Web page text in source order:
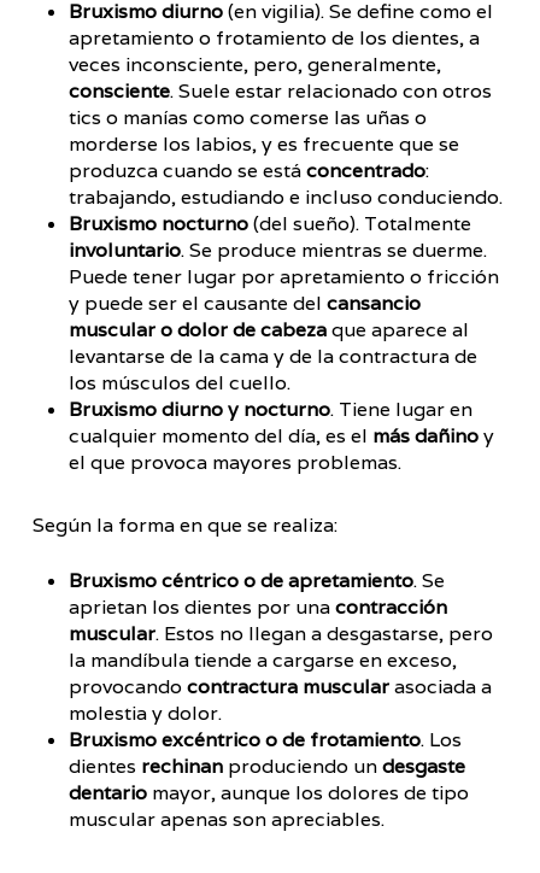
Bruxismo diurno(en vigilia). Se define como el
apretamiento o frotamiento de los dientes, a
veces inconsciente, pero, generalmente,
consciente. Suele estar relacionado con otros
tics o manías como comerse las uñas o
morderse los labios, y es frecuente que se
produzca cuando se estáconcentrado:
trabajando, estudiando e incluso conduciendo.
Bruxismo nocturno(del sueño). Totalmente
involuntario. Se produce mientras se duerme.
Puede tener lugar por apretamiento o fricción
y puede ser el causante del cansancio
muscular o dolor de cabezaque aparece al
levantarse de la cama y de la contractura de
los músculos del cuello.
Bruxismo diurno y nocturno. Tiene lugar en
cualquier momento del día, es el más dañinoy
el que provoca mayores problemas.
Según la forma en que se realiza:
Bruxismo céntrico o de apretamiento. Se
aprietan los dientes por unacontracción
muscular. Estos no llegan a desgastarse, pero
la mandíbula tiende a cargarse en exceso,
provocando contractura muscularasociada a
molestia y dolor.
Bruxismo excéntrico o de frotamiento. Los
dientes rechinanproduciendo undesgaste
dentariomayor, aunque los dolores de tipo
muscular apenas son apreciables.